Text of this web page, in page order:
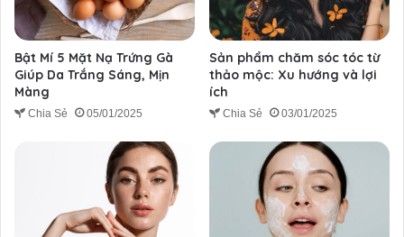
Bật Mí 5 Mặt Nạ Trứng Gà
Giúp Da Trắng Sáng, Mịn
Màng
Chia Sẻ 05/01/2025
Sản phẩm chăm sóc tóc từ
thảo mộc: Xu hướng và lợi
ích
Chia Sẻ 03/01/2025